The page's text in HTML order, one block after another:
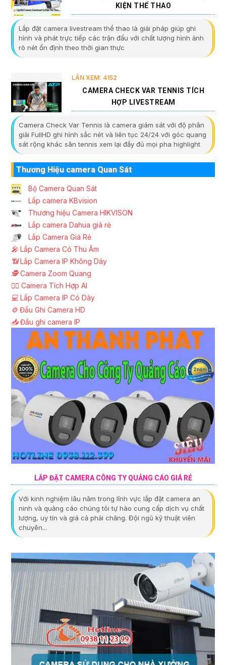
KIỆN THỂ THAO
Lắp đặt camera livestream thể thao là giải pháp giúp ghi
hình và phát trực tiếp các trận đấu với chất lượng hình ảnh
rõ nét ổn định theo thời gian thực
LẦN XEM: 4152
CAMERA CHECK VAR TENNIS TÍCH
HỢP LIVESTREAM
Camera Check Var Tennis là camera giám sát với độ phân
giải FullHD ghi hình sắc nét và liên tục 24/24 với góc quang
sát rộng khác sân tennis xem lại đầy đủ mọi pha highlight
Thương Hiệu camera Quan Sát
Bộ Camera Quan Sát
Lắp camera KBvision
Thương hiệu Camera HIKVISON
Lắp camera Dahua giá rẻ
Lắp Camera Giá Rẻ
️🎤️ Lắp Camera Có Thu Âm
📶Lắp Camera IP Không Dây
🕵️Camera Zoom Quang
🧛‍♀️ Camera Tích Hợp AI
💻 Lắp Camera IP Có Dây
⚙️ Đầu Ghi Camera HD
📥Đầu ghi camera IP
LẮP ĐẶT CAMERA CÔNG TY QUẢNG CÁO GIÁ RẺ
Với kinh nghiệm lâu năm trong lĩnh vực lắp đặt camera an
ninh và quảng cáo chúng tôi tự hào cung cấp dịch vụ chất
lượng, uy tín và giá cả phải chăng. Đội ngũ kỹ thuật viên
chuyên...